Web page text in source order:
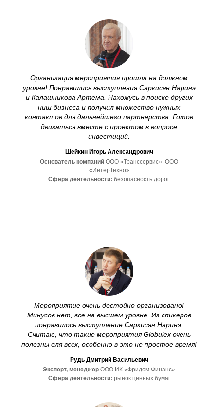
Организация мероприятия прошла на должном
уровне! Понравились выступления Саркисян Наринэ
и Калашникова Артема. Нахожусь в поиске других
ниш бизнеса и получил множество нужных
контактов для дальнейшего партнерства. Готов
двигаться вместе с проектом в вопросе
инвестиций.
Шейкин Игорь Александрович
Основатель компаний ООО «Транссервис», ООО
«ИнтерТехно»
Сфера деятельности: безопасность дорог.
Мероприятие очень достойно организовано!
Минусов нет, все на высшем уровне. Из спикеров
понравилось выступление Саркисян Наринэ.
Считаю, что такие мероприятия Globulex очень
полезны для всех, особенно в это не простое время!
Рудь Дмитрий Васильевич
Эксперт, менеджер ООО ИК «Фридом Финанс»
Сфера деятельности: рынок ценных бумаг